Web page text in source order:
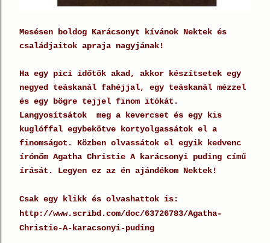
Mesésen boldog Karácsonyt kívánok Nektek és
családjaitok apraja nagyjának!
Ha egy pici időtök akad, akkor készítsetek egy
negyed teáskanál fahéjjal, egy teáskanál mézzel
és egy bögre tejjel finom itókát.
Langyosítsátok meg a kevercset és egy kis
kuglóffal egybekötve kortyolgassátok el a
finomságot. Közben olvassátok el egyik kedvenc
írónőm Agatha Christie A karácsonyi puding című
írását. Legyen ez az én ajándékom Nektek!
Csak egy klikk és olvashattok is:
http://www.scribd.com/doc/63726783/Agatha-
Christie-A-karacsonyi-puding